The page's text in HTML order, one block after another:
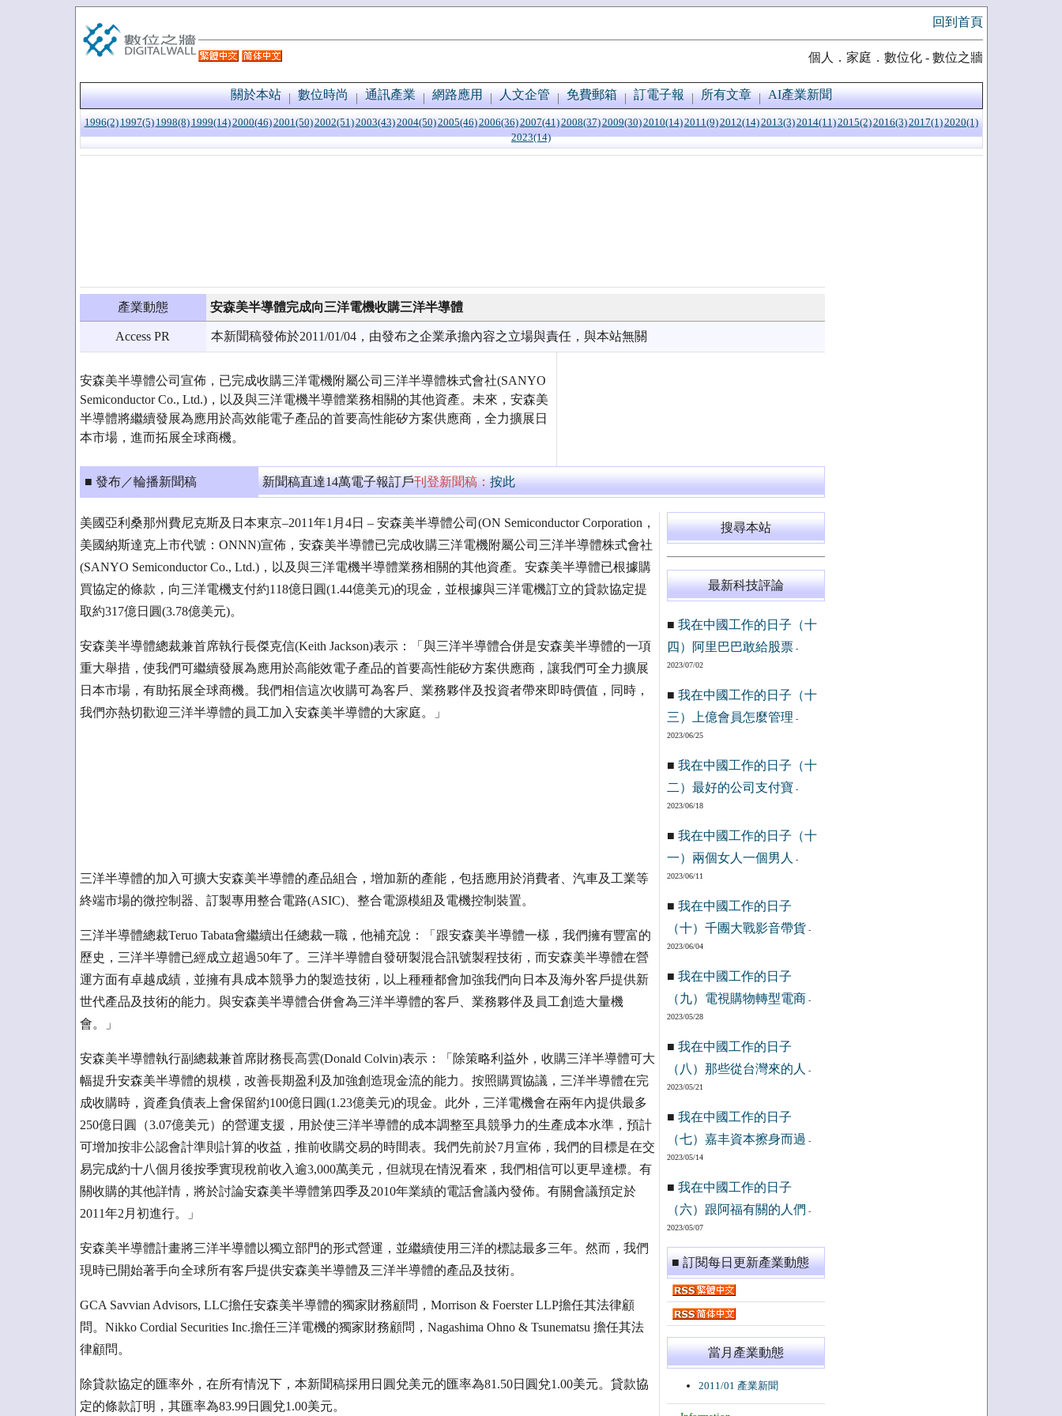
回到首頁
個人．家庭．數位化 - 數位之牆
關於本站 數位時尚 通訊產業 網路應用 人文企管 免費郵箱 訂電子報 所有文章 AI產業新聞
1996(2) 1997(5) 1998(8) 1999(14)2000(46)2001(50)2002(51)2003(43)2004(50)2005(46)2006(36)2007(41)2008(37)2009(30)2010(14)2011(9)2012(14)2013(3)2014(11)2015(2)2016(3)2017(1)2020(1)
2023(14)
產業動態 安森美半導體完成向三洋電機收購三洋半導體
Access PR 本新聞稿發佈於2011/01/04，由發布之企業承擔內容之立場與責任，與本站無關
安森美半導體公司宣佈，已完成收購三洋電機附屬公司三洋半導體株式會社(SANYO
Semiconductor Co., Ltd.)，以及與三洋電機半導體業務相關的其他資產。未來，安森美
半導體將繼續發展為應用於高效能電子產品的首要高性能矽方案供應商，全力擴展日
本市場，進而拓展全球商機。
■ 發布／輪播新聞稿 新聞稿直達14萬電子報訂戶刊登新聞稿：按此
美國亞利桑那州費尼克斯及日本東京–2011年1月4日 – 安森美半導體公司(ON Semiconductor Corporation，
美國納斯達克上市代號：ONNN)宣佈，安森美半導體已完成收購三洋電機附屬公司三洋半導體株式會社
(SANYO Semiconductor Co., Ltd.)，以及與三洋電機半導體業務相關的其他資產。安森美半導體已根據購
買協定的條款，向三洋電機支付約118億日圓(1.44億美元)的現金，並根據與三洋電機訂立的貸款協定提
取約317億日圓(3.78億美元)。
安森美半導體總裁兼首席執行長傑克信(Keith Jackson)表示：「與三洋半導體合併是安森美半導體的一項
重大舉措，使我們可繼續發展為應用於高能效電子產品的首要高性能矽方案供應商，讓我們可全力擴展
日本市場，有助拓展全球商機。我們相信這次收購可為客戶、業務夥伴及投資者帶來即時價值，同時，
我們亦熱切歡迎三洋半導體的員工加入安森美半導體的大家庭。」
三洋半導體的加入可擴大安森美半導體的產品組合，增加新的產能，包括應用於消費者、汽車及工業等
終端市場的微控制器、訂製專用整合電路(ASIC)、整合電源模組及電機控制裝置。
三洋半導體總裁Teruo Tabata會繼續出任總裁一職，他補充說：「跟安森美半導體一樣，我們擁有豐富的
歷史，三洋半導體已經成立超過50年了。三洋半導體自發研製混合訊號製程技術，而安森美半導體在營
運方面有卓越成績，並擁有具成本競爭力的製造技術，以上種種都會加強我們向日本及海外客戶提供新
世代產品及技術的能力。與安森美半導體合併會為三洋半導體的客戶、業務夥伴及員工創造大量機
會。」
安森美半導體執行副總裁兼首席財務長高雲(Donald Colvin)表示：「除策略利益外，收購三洋半導體可大
幅提升安森美半導體的規模，改善長期盈利及加強創造現金流的能力。按照購買協議，三洋半導體在完
成收購時，資產負債表上會保留約100億日圓(1.23億美元)的現金。此外，三洋電機會在兩年內提供最多
250億日圓（3.07億美元）的營運支援，用於使三洋半導體的成本調整至具競爭力的生產成本水準，預計
可增加按非公認會計準則計算的收益，推前收購交易的時間表。我們先前於7月宣佈，我們的目標是在交
易完成約十八個月後按季實現稅前收入逾3,000萬美元，但就現在情況看來，我們相信可以更早達標。有
關收購的其他詳情，將於討論安森美半導體第四季及2010年業績的電話會議內發佈。有關會議預定於
2011年2月初進行。」
安森美半導體計畫將三洋半導體以獨立部門的形式營運，並繼續使用三洋的標誌最多三年。然而，我們
現時已開始著手向全球所有客戶提供安森美半導體及三洋半導體的產品及技術。
GCA Savvian Advisors, LLC擔任安森美半導體的獨家財務顧問，Morrison & Foerster LLP擔任其法律顧
問。Nikko Cordial Securities Inc.擔任三洋電機的獨家財務顧問，Nagashima Ohno & Tsunematsu 擔任其法
律顧問。
除貸款協定的匯率外，在所有情況下，本新聞稿採用日圓兌美元的匯率為81.50日圓兌1.00美元。貸款協
定的條款訂明，其匯率為83.99日圓兌1.00美元。
搜尋本站
最新科技評論
■ 我在中國工作的日子（十
四）阿里巴巴敢給股票-
2023/07/02
■ 我在中國工作的日子（十
三）上億會員怎麼管理 -
2023/06/25
■ 我在中國工作的日子（十
二）最好的公司支付寶 -
2023/06/18
■ 我在中國工作的日子（十
一）兩個女人一個男人
-
2023/06/11
■ 我在中國工作的日子
（十）千團大戰影音帶貨 -
2023/06/04
■ 我在中國工作的日子
（九）電視購物轉型電商 -
2023/05/28
■ 我在中國工作的日子
（八）那些從台灣來的人
-
2023/05/21
■ 我在中國工作的日子
（七）嘉丰資本擦身而過 -
2023/05/14
■ 我在中國工作的日子
（六）跟阿福有關的人們 -
2023/05/07
■ 訂閱每日更新產業動態
當月產業動態
2011/01 產業新聞